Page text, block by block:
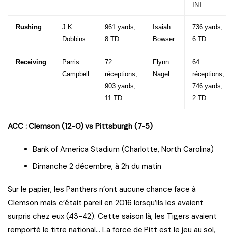
INT
Rushing
J.K
Dobbins
961 yards,
8 TD
Isaiah
Bowser
736 yards,
6 TD
Receiving
Parris
Campbell
72
réceptions,
903 yards,
11 TD
Flynn
Nagel
64
réceptions,
746 yards,
2 TD
ACC : Clemson (12-0) vs Pittsburgh (7-5)
Bank of America Stadium (Charlotte, North Carolina)
Dimanche 2 décembre, à 2h du matin
Sur le papier, les Panthers n’ont aucune chance face à
Clemson mais c’était pareil en 2016 lorsqu’ils les avaient
surpris chez eux (43-42). Cette saison là, les Tigers avaient
remporté le titre national… La force de Pitt est le jeu au sol,